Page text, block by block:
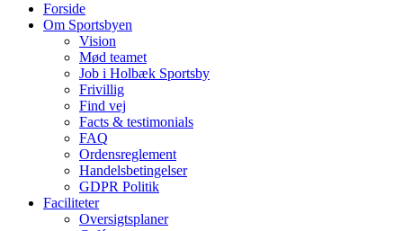
Forside
Om Sportsbyen
Vision
Mød teamet
Job i Holbæk Sportsby
Frivillig
Find vej
Facts & testimonials
FAQ
Ordensreglement
Handelsbetingelser
GDPR Politik
Faciliteter
Oversigtsplaner